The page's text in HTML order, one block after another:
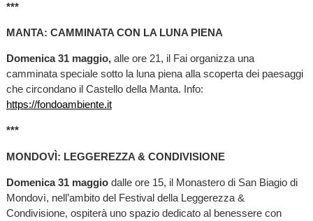
***
MANTA: CAMMINATA CON LA LUNA PIENA
Domenica 31 maggio, alle ore 21, il Fai organizza una
camminata speciale sotto la luna piena alla scoperta dei paesaggi
che circondano il Castello della Manta. Info:
https://fondoambiente.it
***
MONDOVÌ: LEGGEREZZA & CONDIVISIONE
Domenica 31 maggiodalle ore 15, il Monastero di San Biagio di
Mondovì, nell’ambito del Festival della Leggerezza &
Condivisione, ospiterà uno spazio dedicato al benessere con